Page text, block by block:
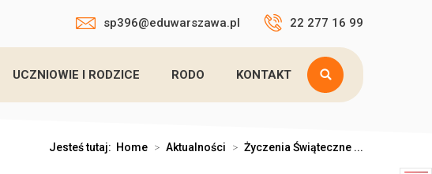
sp396@eduwarszawa.pl 22 277 16 99
UCZNIOWIE I RODZICE RODO KONTAKT
Jesteś tutaj: Home > Aktualności > Życzenia Świąteczne ...